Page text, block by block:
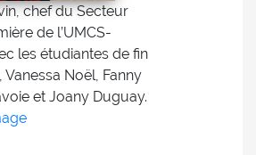
chef du Secteur
de l’UMCS-
les étudiantes de fin
Vanessa Noël, Fanny
et Joany Duguay.